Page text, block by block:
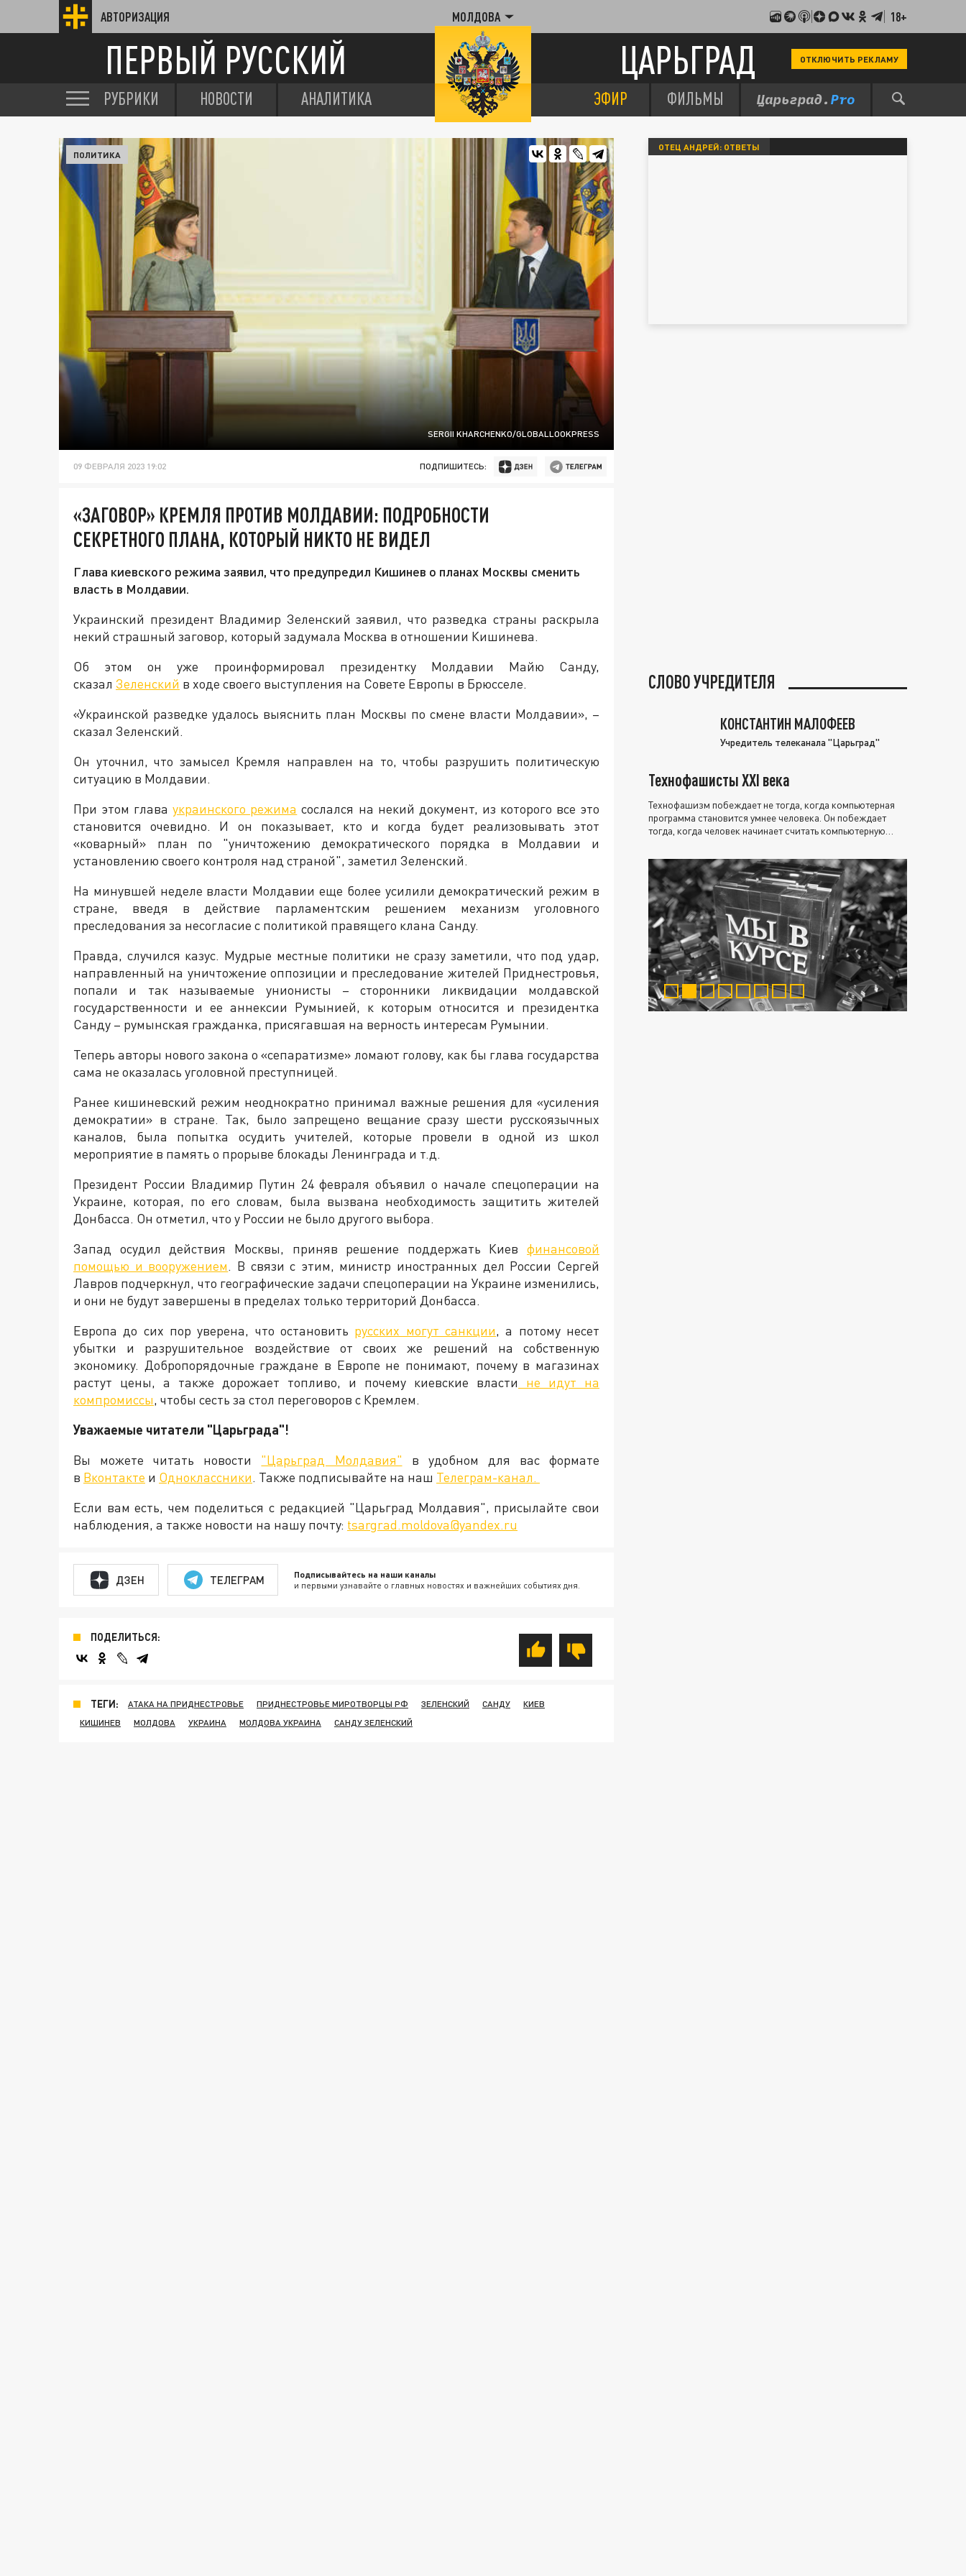
АВТОРИЗАЦИЯ МОЛДОВА 18+
ПЕРВЫЙ РУССКИЙ ЦАРЬГРАД ОТКЛЮЧИТЬ РЕКЛАМУ
РУБРИКИ НОВОСТИ АНАЛИТИКА ЭФИР ФИЛЬМЫ
SERGII KHARCHENKO/GLOBALLOOKPRESS
ПОЛИТИКА
09 ФЕВРАЛЯ 2023 19:02 ПОДПИШИТЕСЬ:
«ЗАГОВОР» КРЕМЛЯ ПРОТИВ МОЛДАВИИ: ПОДРОБНОСТИ
СЕКРЕТНОГО ПЛАНА, КОТОРЫЙ НИКТО НЕ ВИДЕЛ
Глава киевского режима заявил, что предупредил Кишинев о планах Москвы сменить
власть в Молдавии.
Украинский президент Владимир Зеленский заявил, что разведка страны раскрыла
некий страшный заговор, который задумала Москва в отношении Кишинева.
Об этом он уже проинформировал президентку Молдавии Майю Санду,
сказал Зеленский в ходе своего выступления на Совете Европы в Брюсселе.
«Украинской разведке удалось выяснить план Москвы по смене власти Молдавии», –
сказал Зеленский.
Он уточнил, что замысел Кремля направлен на то, чтобы разрушить политическую
ситуацию в Молдавии.
При этом главаукраинского режима сослался на некий документ, из которого все это
становится очевидно. И он показывает, кто и когда будет реализовывать этот
«коварный» план по "уничтожению демократического порядка в Молдавии и
установлению своего контроля над страной", заметил Зеленский.
На минувшей неделе власти Молдавии еще более усилили демократический режим в
стране, введя в действие парламентским решением механизм уголовного
преследования за несогласие с политикой правящего клана Санду.
Правда, случился казус. Мудрые местные политики не сразу заметили, что под удар,
направленный на уничтожение оппозиции и преследование жителей Приднестровья,
попали и так называемые унионисты – сторонники ликвидации молдавской
государственности и ее аннексии Румынией, к которым относится и президентка
Санду – румынская гражданка, присягавшая на верность интересам Румынии.
Теперь авторы нового закона о «сепаратизме» ломают голову, как бы глава государства
сама не оказалась уголовной преступницей.
Ранее кишиневский режим неоднократно принимал важные решения для «усиления
демократии» в стране. Так, было запрещено вещание сразу шести русскоязычных
каналов, была попытка осудить учителей, которые провели в одной из школ
мероприятие в память о прорыве блокады Ленинграда и т.д.
Президент России Владимир Путин 24 февраля объявил о начале спецоперации на
Украине, которая, по его словам, была вызвана необходимость защитить жителей
Донбасса. Он отметил, что у России не было другого выбора.
Запад осудил действия Москвы, приняв решение поддержать Киев финансовой
помощью и вооружением. В связи с этим, министр иностранных дел России Сергей
Лавров подчеркнул, что географические задачи спецоперации на Украине изменились,
и они не будут завершены в пределах только территорий Донбасса.
Европа до сих пор уверена, что остановить русских могут санкции, а потому несет
убытки и разрушительное воздействие от своих же решений на собственную
экономику. Добропорядочные граждане в Европе не понимают, почему в магазинах
растут цены, а также дорожает топливо, и почему киевские власти не идут на
компромиссы, чтобы сесть за стол переговоров с Кремлем.
Уважаемые читатели "Царьграда"!
Вы можете читать новости "Царьград Молдавия" в удобном для вас формате
в Вконтакте и Одноклассники. Также подписывайте на наш Телеграм-канал.
Если вам есть, чем поделиться с редакцией "Царьград Молдавия", присылайте свои
наблюдения, а также новости на нашу почту: tsargrad.moldova@yandex.ru
ДЗЕН ТЕЛЕГРАМ Подписывайтесь на наши каналы
и первыми узнавайте о главных новостях и важнейших событиях дня.
ПОДЕЛИТЬСЯ:
ТЕГИ: АТАКА НА ПРИДНЕСТРОВЬЕ ПРИДНЕСТРОВЬЕ МИРОТВОРЦЫ РФ ЗЕЛЕНСКИЙ САНДУ
КИЕВ
КИШИНЕВ
МОЛДОВА УКРАИНА МОЛДОВА УКРАИНА САНДУ ЗЕЛЕНСКИЙ
ОТЕЦ АНДРЕЙ: ОТВЕТЫ
СЛОВО УЧРЕДИТЕЛЯ
КОНСТАНТИН МАЛОФЕЕВ
Учредитель телеканала "Царьград"
Технофашисты XXI века
Технофашизм побеждает не тогда, когда компьютерная
программа становится умнее человека. Он побеждает
тогда, когда человек начинает считать компьютерную